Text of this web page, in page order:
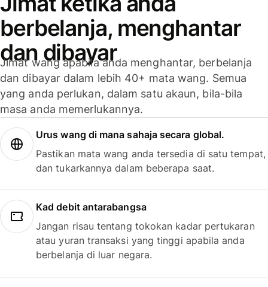
berbelanja, menghantar
dan dibayar
Jimat wang apabila anda menghantar, berbelanja
dan dibayar dalam lebih 40+ mata wang. Semua
yang anda perlukan, dalam satu akaun, bila-bila
masa anda memerlukannya.
Urus wang di mana sahaja secara global.
Pastikan mata wang anda tersedia di satu tempat,
dan tukarkannya dalam beberapa saat.
Kad debit antarabangsa
Jangan risau tentang tokokan kadar pertukaran
atau yuran transaksi yang tinggi apabila anda
berbelanja di luar negara.